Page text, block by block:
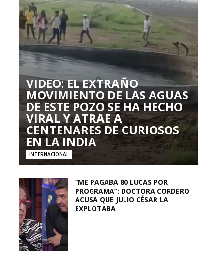
VIDEO: EL EXTRAÑO
MOVIMIENTO DE LAS AGUAS
DE ESTE POZO SE HA HECHO
VIRAL Y ATRAE A
CENTENARES DE CURIOSOS
EN LA INDIA
INTERNACIONAL
“ME PAGABA 80 LUCAS POR
PROGRAMA”: DOCTORA CORDERO
ACUSA QUE JULIO CÉSAR LA
EXPLOTABA